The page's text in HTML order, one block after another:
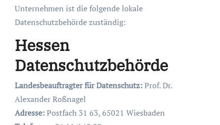
Unternehmen ist die folgende lokale
Datenschutzbehörde zuständig:
Hessen
Datenschutzbehörde
Landesbeauftragter für Datenschutz:Prof. Dr.
Alexander Roßnagel
Adresse:Postfach 31 63, 65021 Wiesbaden